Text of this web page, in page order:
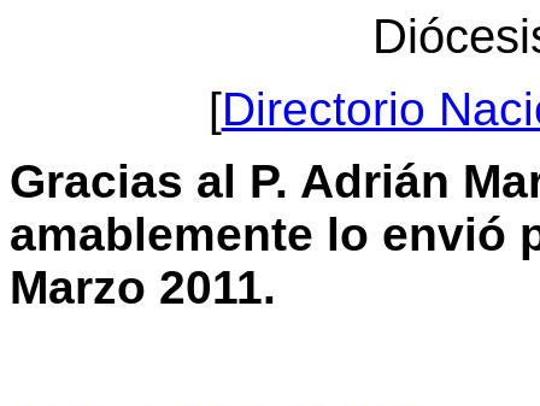
[Directorio
Gracias al P. Adrián
amablemente lo envió
Marzo 2011.